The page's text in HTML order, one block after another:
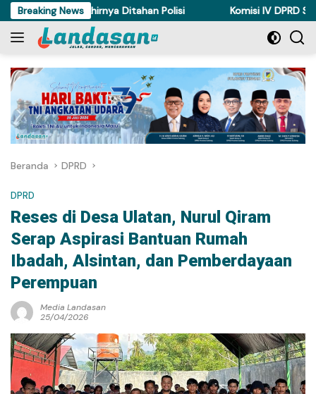
Langsung
ke
konten
Breaking News
di Torue Akhirnya Ditahan Polisi Komisi IV DPRD
Beranda DPRD
DPRD
Reses di Desa Ulatan, Nurul Qiram
Serap Aspirasi Bantuan Rumah
Ibadah, Alsintan, dan Pemberdayaan
Perempuan
Media Landasan
25/04/2026